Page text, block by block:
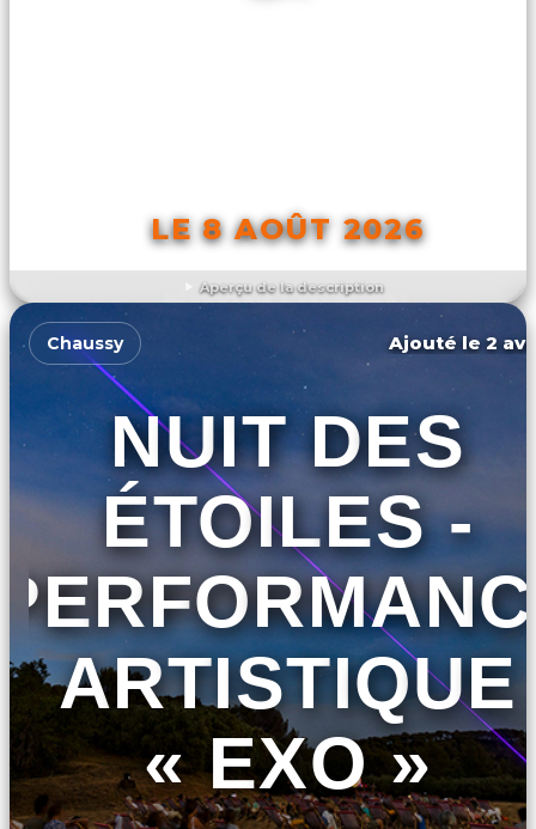
Aperçu de la description
LE 8 AOÛT 2026
DÉCOUVRIR L'ÉVÉNEMENT
Chaussy Ajouté le 2
NUIT DES
ÉTOILES -
ARTISTIQUE
« EXO »